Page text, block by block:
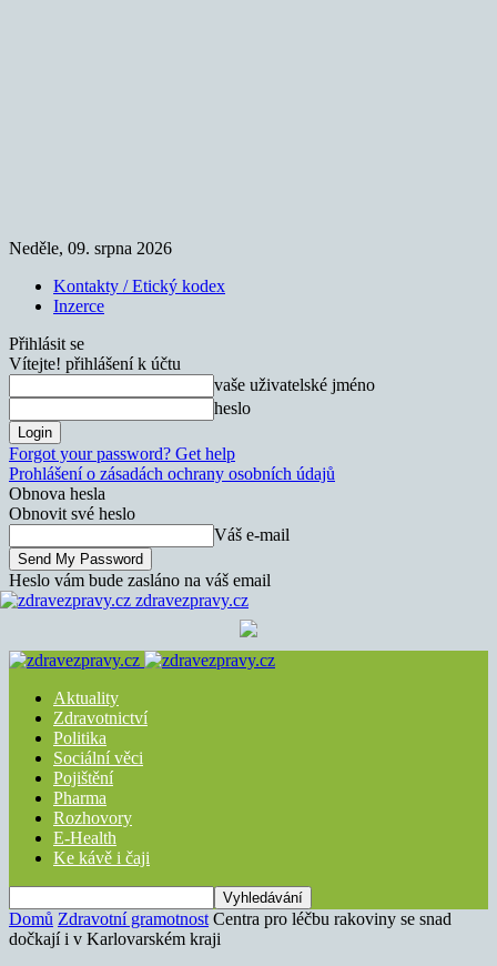
Neděle, 09. srpna 2026
Kontakty / Etický kodex
Inzerce
Přihlásit se
Vítejte! přihlášení k účtu
vaše uživatelské jméno
heslo
Forgot your password? Get help
Prohlášení o zásadách ochrany osobních údajů
Obnova hesla
Obnovit své heslo
Váš e-mail
Heslo vám bude zasláno na váš email
zdravezpravy.cz
Aktuality
Zdravotnictví
Politika
Sociální věci
Pojištění
Pharma
Rozhovory
E-Health
Ke kávě i čaji
Domů Zdravotní gramotnost Centra pro léčbu rakoviny se snad
dočkají i v Karlovarském kraji